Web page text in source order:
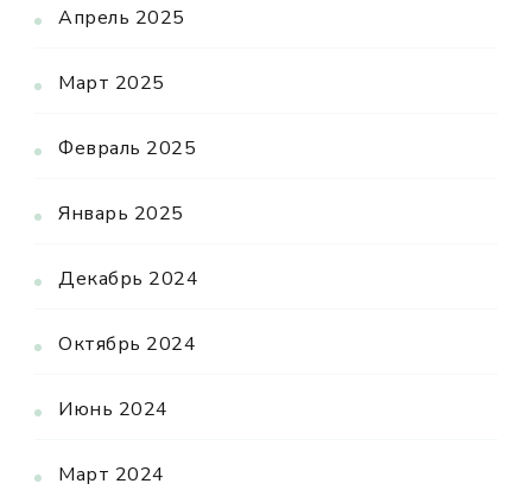
Апрель 2025
Март 2025
Февраль 2025
Январь 2025
Декабрь 2024
Октябрь 2024
Июнь 2024
Март 2024